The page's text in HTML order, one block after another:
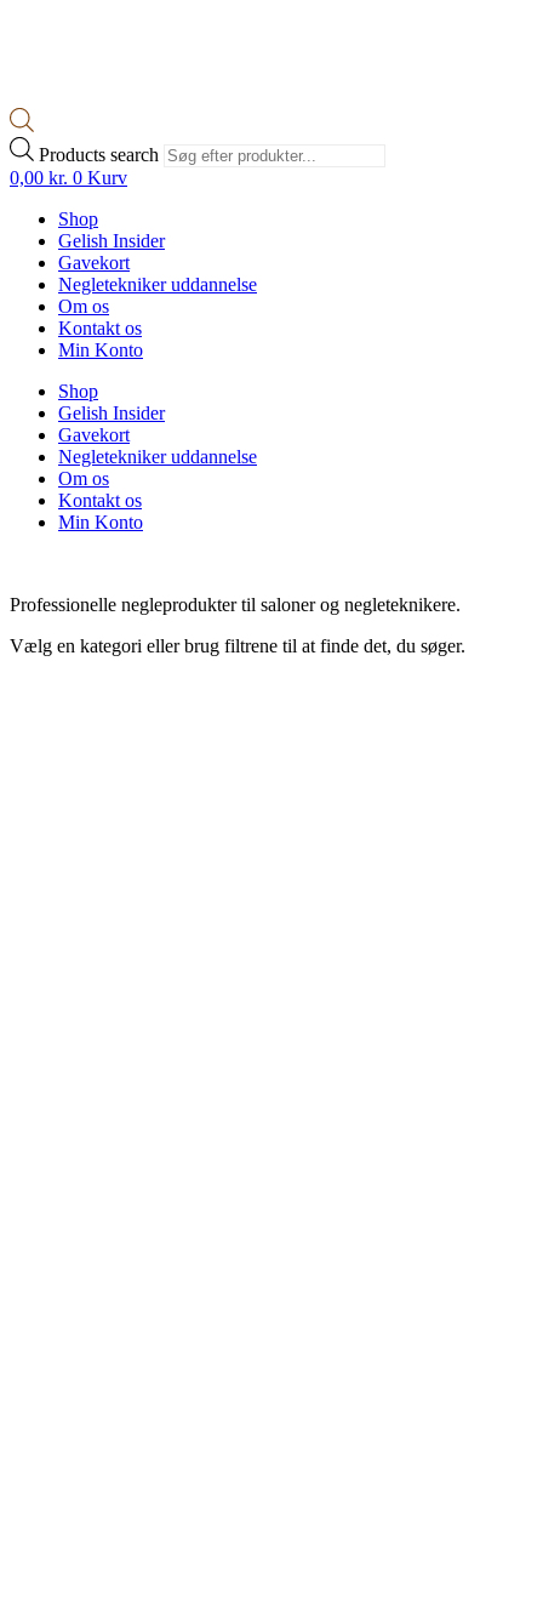
Products search
0,00 kr. 0 Kurv
Shop
Gelish Insider
Gavekort
Negletekniker uddannelse
Om os
Kontakt os
Min Konto
Shop
Gelish Insider
Gavekort
Negletekniker uddannelse
Om os
Kontakt os
Min Konto
Professionelle negleprodukter til saloner og negleteknikere.
Vælg en kategori eller brug filtrene til at finde det, du søger.